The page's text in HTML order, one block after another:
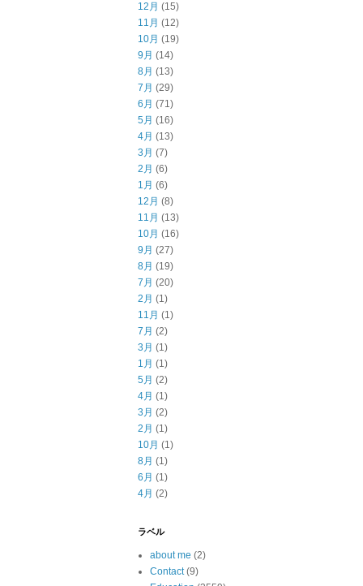
12月 (15)
11月 (12)
10月 (19)
9月 (14)
8月 (13)
7月 (29)
6月 (71)
5月 (16)
4月 (13)
3月 (7)
2月 (6)
1月 (6)
12月 (8)
11月 (13)
10月 (16)
9月 (27)
8月 (19)
7月 (20)
2月 (1)
11月 (1)
7月 (2)
3月 (1)
1月 (1)
5月 (2)
4月 (1)
3月 (2)
2月 (1)
10月 (1)
8月 (1)
6月 (1)
4月 (2)
ラベル
about me (2)
Contact (9)